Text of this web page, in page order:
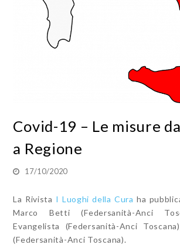
Covid-19 – Le misure
a Regione
17/10/2020
La Rivista I Luoghi della Cura ha
Marco Betti (Federsanità-Anci
Evangelista (Federsanità-Anci Toscana)
(Federsanità-Anci Toscana).